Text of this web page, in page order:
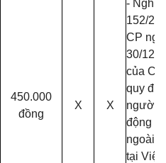
450.000
đồng
X X
- Nghị
152/
CP
30/12/
của
quy
người
động
ngoài
tại Việt